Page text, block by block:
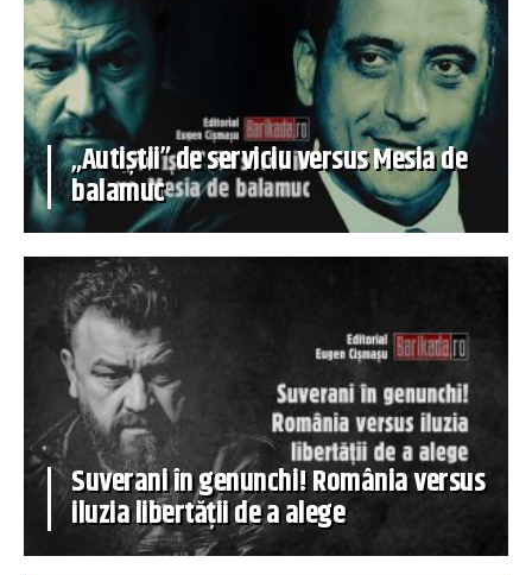
„Autiștii” de serviciu versus Mesia de
balamuc
Suverani în genunchi! România versus
iluzia libertății de a alege